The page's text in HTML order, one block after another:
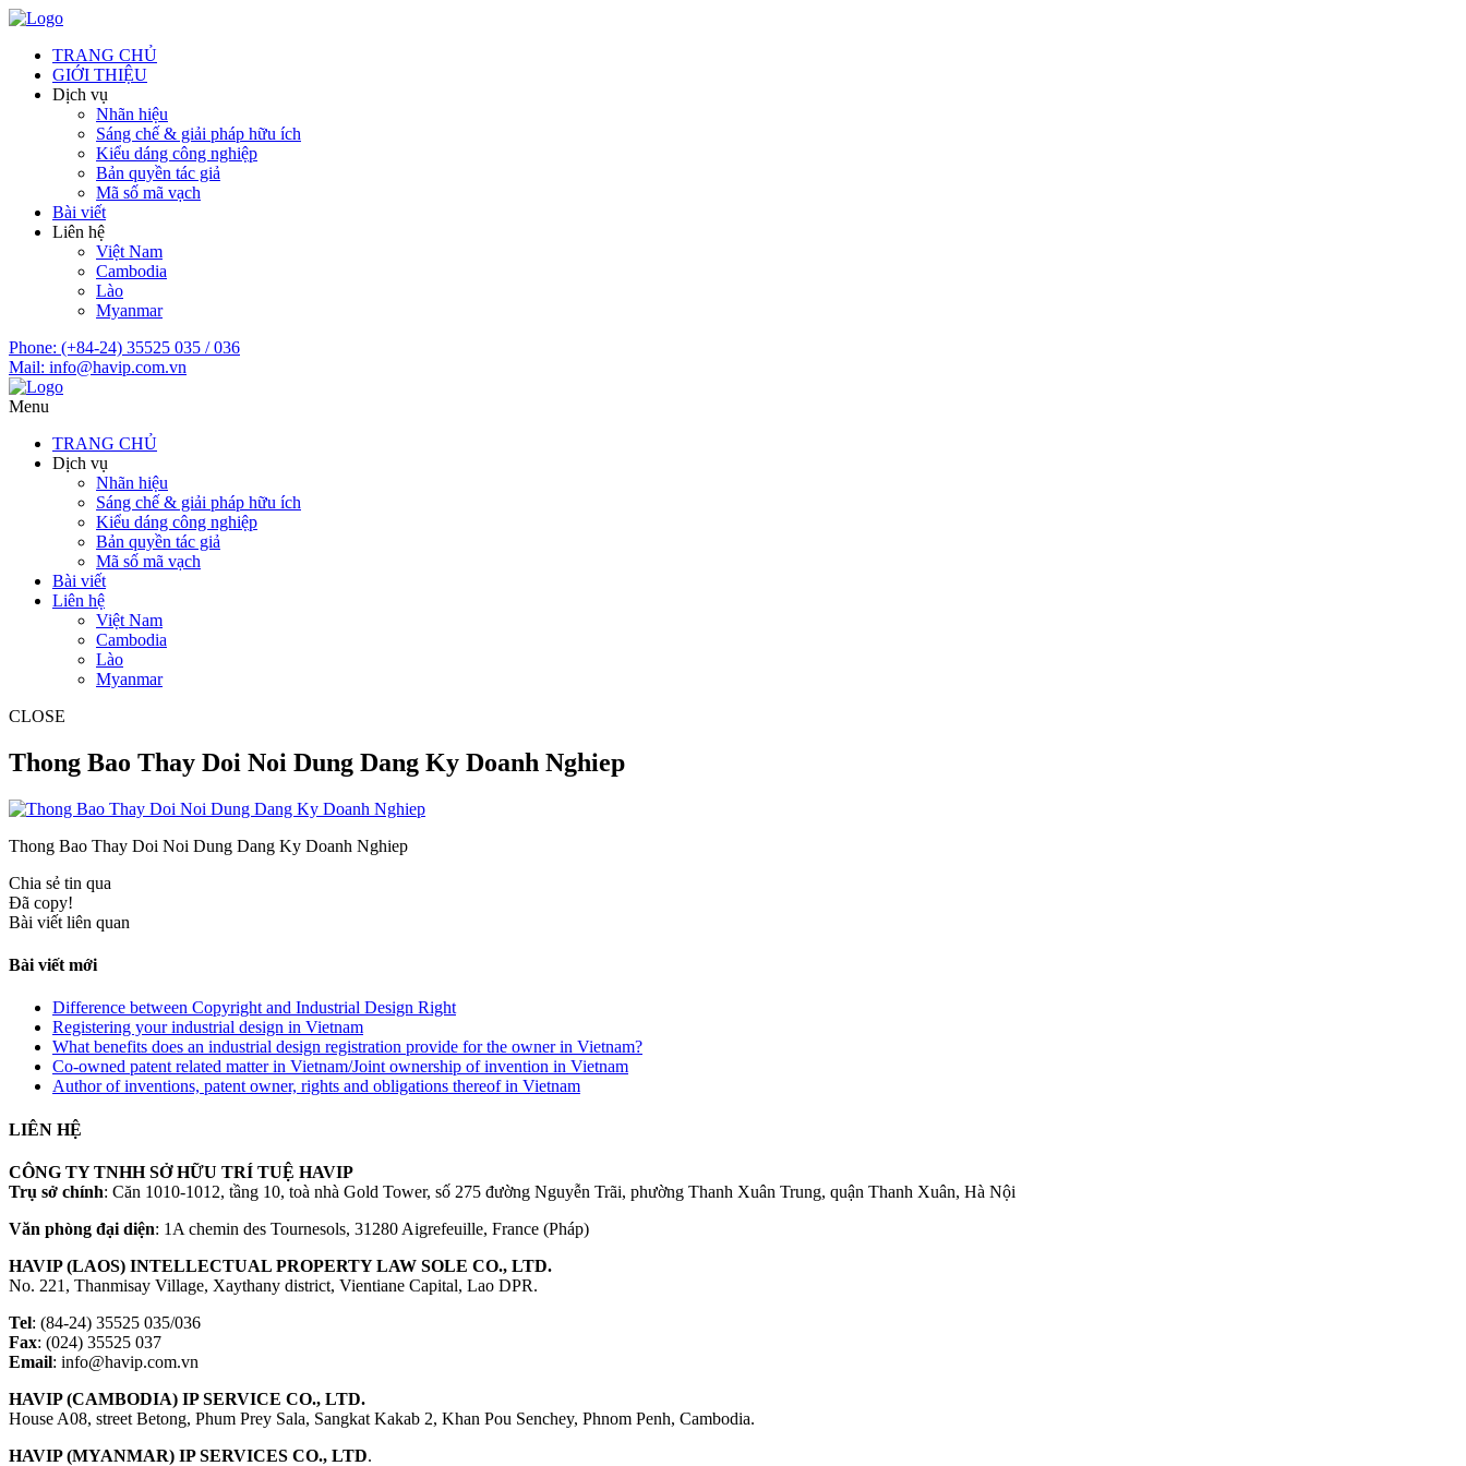
TRANG CHỦ
GIỚI THIỆU
Dịch vụ
Nhãn hiệu
Sáng chế & giải pháp hữu ích
Kiểu dáng công nghiệp
Bản quyền tác giả
Mã số mã vạch
Bài viết
Liên hệ
Việt Nam
Cambodia
Lào
Myanmar
Phone: (+84-24) 35525 035 / 036
Mail: info@havip.com.vn
Menu
TRANG CHỦ
Dịch vụ
Nhãn hiệu
Sáng chế & giải pháp hữu ích
Kiểu dáng công nghiệp
Bản quyền tác giả
Mã số mã vạch
Bài viết
Liên hệ
Việt Nam
Cambodia
Lào
Myanmar
CLOSE
Thong Bao Thay Doi Noi Dung Dang Ky Doanh Nghiep
Thong Bao Thay Doi Noi Dung Dang Ky Doanh Nghiep
Chia sẻ tin qua
Đã copy!
Bài viết liên quan
Bài viết mới
Difference between Copyright and Industrial Design Right
Registering your industrial design in Vietnam
What benefits does an industrial design registration provide for the owner in Vietnam?
Co-owned patent related matter in Vietnam/Joint ownership of invention in Vietnam
Author of inventions, patent owner, rights and obligations thereof in Vietnam
LIÊN HỆ
CÔNG TY TNHH SỞ HỮU TRÍ TUỆ HAVIP
Trụ sở chính: Căn 1010-1012, tầng 10, toà nhà Gold Tower, số 275 đường Nguyễn Trãi, phường Thanh Xuân Trung, quận Thanh Xuân, Hà Nội
Văn phòng đại diện: 1A chemin des Tournesols, 31280 Aigrefeuille, France (Pháp)
HAVIP (LAOS) INTELLECTUAL PROPERTY LAW SOLE CO., LTD.
No. 221, Thanmisay Village, Xaythany district, Vientiane Capital, Lao DPR.
Tel: (84-24) 35525 035/036
Fax: (024) 35525 037
Email: info@havip.com.vn
HAVIP (CAMBODIA) IP SERVICE CO., LTD.
House A08, street Betong, Phum Prey Sala, Sangkat Kakab 2, Khan Pou Senchey, Phnom Penh, Cambodia.
HAVIP (MYANMAR) IP SERVICES CO., LTD.